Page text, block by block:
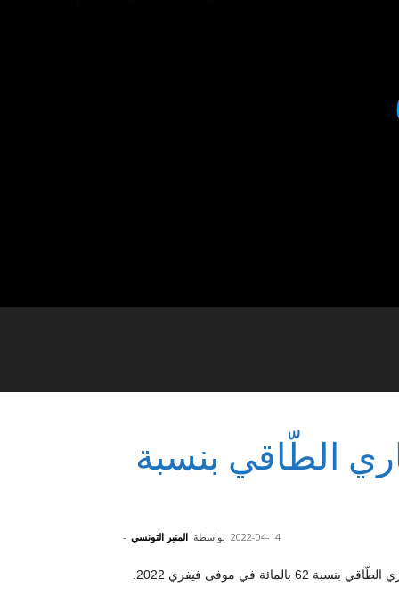
الطّاقي بنسبة
بواسطة المنبر التونسي - 2022-04-14
في موفى فيفري 2022.